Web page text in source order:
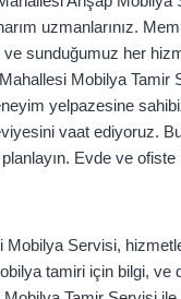
uzmanlarınız.
sunduğumuz her
Mobilya Tamir
yelpazesine
vaat ediyoruz.
Evde ve
Mobilya Servisi,
tamiri için bilgi, ve